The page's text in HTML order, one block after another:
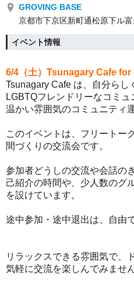
GROVING BASE
京都市下京区新町通松原下ル
イベント情報
6/4（土）Tsunagary Cafe for
Tsunagary Cafe は、自分ら
LGBTQフレンドリーなコミュ
温かい雰囲気のコミュニティ
このイベントは、フリートー
間づくりの交流会です。
参加者どうしの交流や会話の
己紹介の時間や、少人数のグ
を設けています。
途中参加・途中退出は、自由で
リラックスできる雰囲気で、
気軽に交流を楽しんでみません